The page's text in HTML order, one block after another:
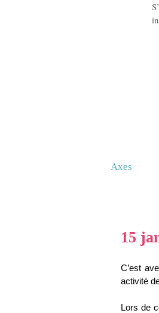
Axes
15
C’est
activité
Lors de